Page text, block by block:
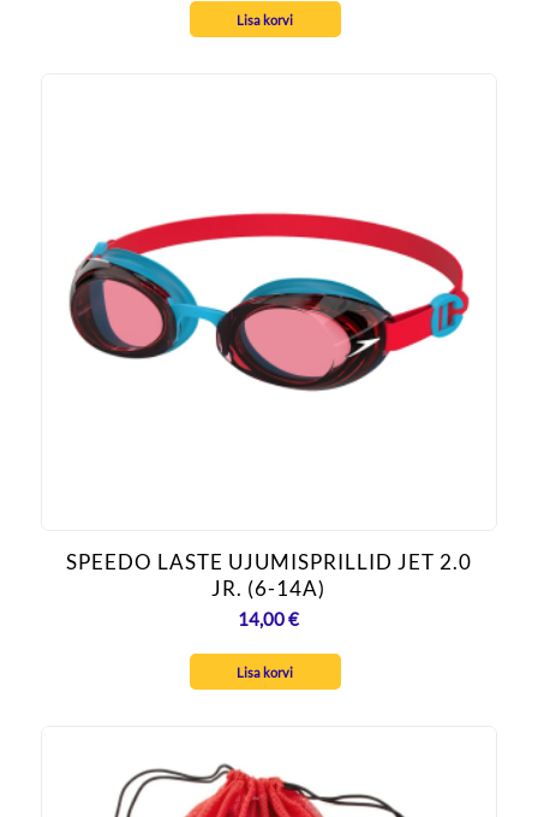
Lisa korvi
SPEEDO LASTE UJUMISPRILLID JET 2.0
JR. (6-14A)
14,00€
Lisa korvi